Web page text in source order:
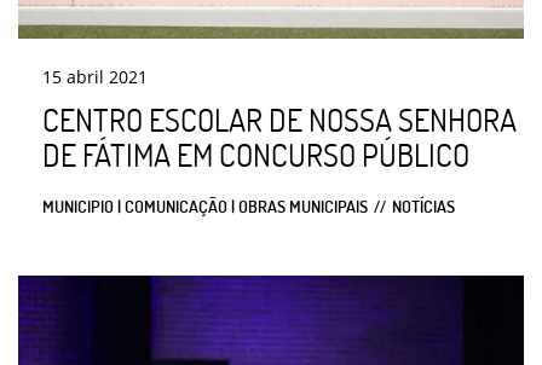
15 abril 2021
CENTRO ESCOLAR DE NOSSA SENHORA
DE FÁTIMA EM CONCURSO PÚBLICO
MUNICIPIO | COMUNICAÇÃO | OBRAS MUNICIPAIS NOTÍCIAS